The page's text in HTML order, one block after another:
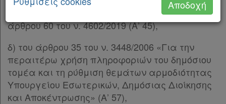
148 του ν. 4495/2017 (Α’ 167) και την παρ. 1 του
άρθρου 60 του ν. 4602/2019 (Α’ 45),
δ) του άρθρου 35 του ν. 3448/2006 «Για την
περαιτέρω χρήση πληροφοριών του δημόσιου
τομέα και τη ρύθμιση θεμάτων αρμοδιότητας
Υπουργείου Εσωτερικών, Δημόσιας Διοίκησης
και Αποκέντρωσης» (Α’ 57),
Αποδοχή